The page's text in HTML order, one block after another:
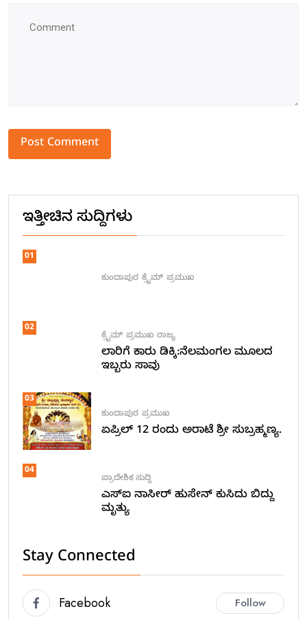
ಇತ್ತೀಚಿನ ಸುದ್ದಿಗಳು
01
ಕುಂದಾಪುರ ಕ್ರೈಮ್ ಪ್ರಮುಖ
02
ಕ್ರೈಮ್ ಪ್ರಮುಖ ರಾಜ್ಯ
ಲಾರಿಗೆ ಕಾರು ಡಿಕ್ಕಿ:ನೆಲಮಂಗಲ ಮೂಲದ
ಇಬ್ಬರು ಸಾವು
03
ಕುಂದಾಪುರ ಪ್ರಮುಖ
ಏಪ್ರಿಲ್ 12 ರಂದು ಅರಾಟೆ ಶ್ರೀ ಸುಬ್ರಹ್ಮಣ್ಯ.
04
ಪ್ರಾದೇಶಿಕ ಸುದ್ದಿ
ಎಸ್ಐ ನಾಸೀರ್ ಹುಸೇನ್ ಕುಸಿದು ಬಿದ್ದು
ಮೃತ್ಯು
Stay Connected
Facebook Follow